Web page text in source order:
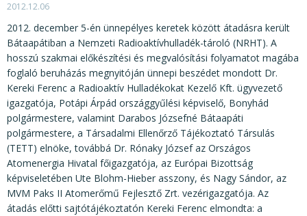
2012.12.06
2012. december 5-én ünnepélyes keretek között átadásra került
Bátaapátiban a Nemzeti Radioaktívhulladék-tároló (NRHT). A
hosszú szakmai előkészítési és megvalósítási folyamatot magába
foglaló beruházás megnyitóján ünnepi beszédet mondott Dr.
Kereki Ferenc a Radioaktív Hulladékokat Kezelő Kft. ügyvezető
igazgatója, Potápi Árpád országgyűlési képviselő, Bonyhád
polgármestere, valamint Darabos Józsefné Bátaapáti
polgármestere, a Társadalmi Ellenőrző Tájékoztató Társulás
(TETT) elnöke, továbbá Dr. Rónaky József az Országos
Atomenergia Hivatal főigazgatója, az Európai Bizottság
képviseletében Ute Blohm-Hieber asszony, és Nagy Sándor, az
MVM Paks II Atomerőmű Fejlesztő Zrt. vezérigazgatója. Az
átadás előtti sajtótájékoztatón Kereki Ferenc elmondta: a